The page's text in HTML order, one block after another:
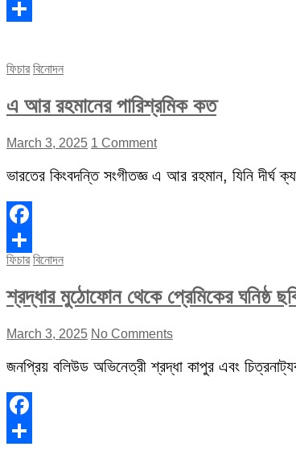
Facebook
ফিচার বিনোদন
এ আর রহমানের পারিশ্রমিক কত
March 3, 2025 1 Comment
ভারতের কিংবদন্তি সংগীতজ্ঞ এ আর রহমান, যিনি দীর্ঘ
Facebook
Share
ফিচার বিনোদন
শ্রদ্ধার মুঠোফোন থেকে প্রেমিকের ঘনিষ্ঠ
March 3, 2025 No Comments
জনপ্রিয় বলিউড অভিনেত্রী শ্রদ্ধা কাপুর এবং
Facebook